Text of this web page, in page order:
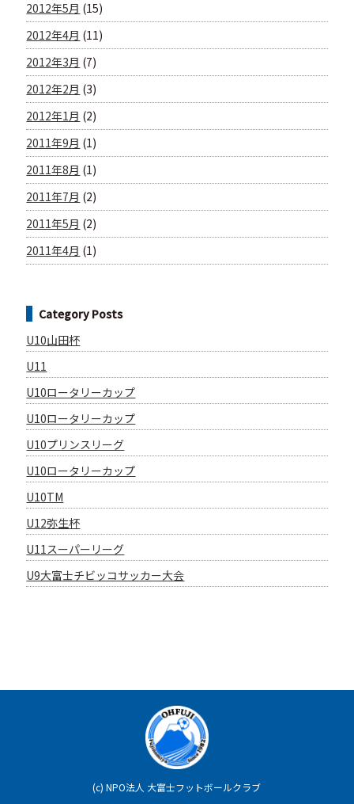
2012年5月 (15)
2012年4月 (11)
2012年3月 (7)
2012年2月 (3)
2012年1月 (2)
2011年9月 (1)
2011年8月 (1)
2011年7月 (2)
2011年5月 (2)
2011年4月 (1)
Category Posts
U10山田杯
U11
U10ロータリーカップ
U10ロータリーカップ
U10プリンスリーグ
U10ロータリーカップ
U10TM
U12弥生杯
U11スーパーリーグ
U9大富士チビッコサッカー大会
(c) NPO法人 大富士フットボールクラブ